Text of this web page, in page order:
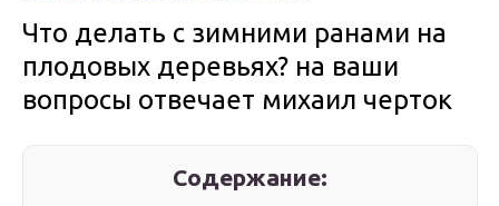
Что делать с зимними ранами на
плодовых деревьях? на ваши
вопросы отвечает михаил черток
Содержание: